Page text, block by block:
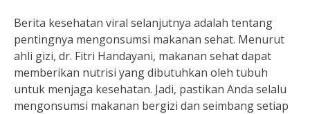
Berita kesehatan viral selanjutnya adalah tentang
pentingnya mengonsumsi makanan sehat. Menurut
ahli gizi, dr. Fitri Handayani, makanan sehat dapat
memberikan nutrisi yang dibutuhkan oleh tubuh
untuk menjaga kesehatan. Jadi, pastikan Anda selalu
mengonsumsi makanan bergizi dan seimbang setiap